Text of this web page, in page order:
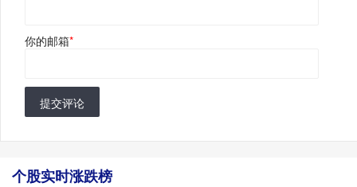
你的邮箱*
提交评论
个股实时涨跌榜